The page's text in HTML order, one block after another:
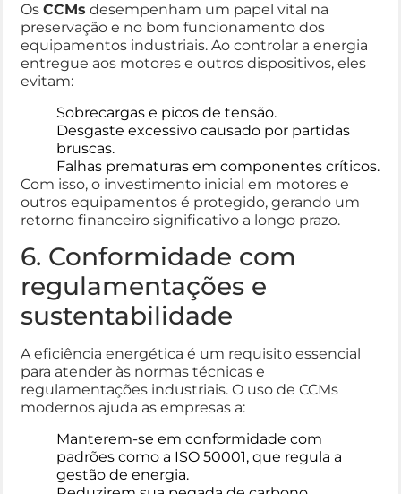
Os CCMs desempenham um papel vital na
preservação e no bom funcionamento dos
equipamentos industriais. Ao controlar a energia
entregue aos motores e outros dispositivos, eles
evitam:
Sobrecargas e picos de tensão.
Desgaste excessivo causado por partidas
bruscas.
Falhas prematuras em componentes críticos.
Com isso, o investimento inicial em motores e
outros equipamentos é protegido, gerando um
retorno financeiro significativo a longo prazo.
6. Conformidade com
regulamentações e
sustentabilidade
A eficiência energética é um requisito essencial
para atender às normas técnicas e
regulamentações industriais. O uso de CCMs
modernos ajuda as empresas a:
Manterem-se em conformidade com
padrões como a ISO 50001, que regula a
gestão de energia.